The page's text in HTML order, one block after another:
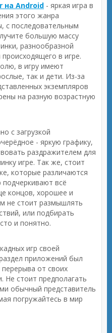
на Android - яркая игра в
этого жанра
с последовательным
большую массу
разнообразной
в игре.
в игру имеют
так и дети. Из-за
экземпляров
на разную возрастную
с загрузкой
- яркую графику,
раздражителем для
игре. Так же, стоит
которые различаются
всё
концов, хорошее и
не стоит размышлять
или подбирать
и понятно.
игр своей
приложений был
перерыва от своих
Не стоит предполагать
обычный представитель
погружайтесь в мир